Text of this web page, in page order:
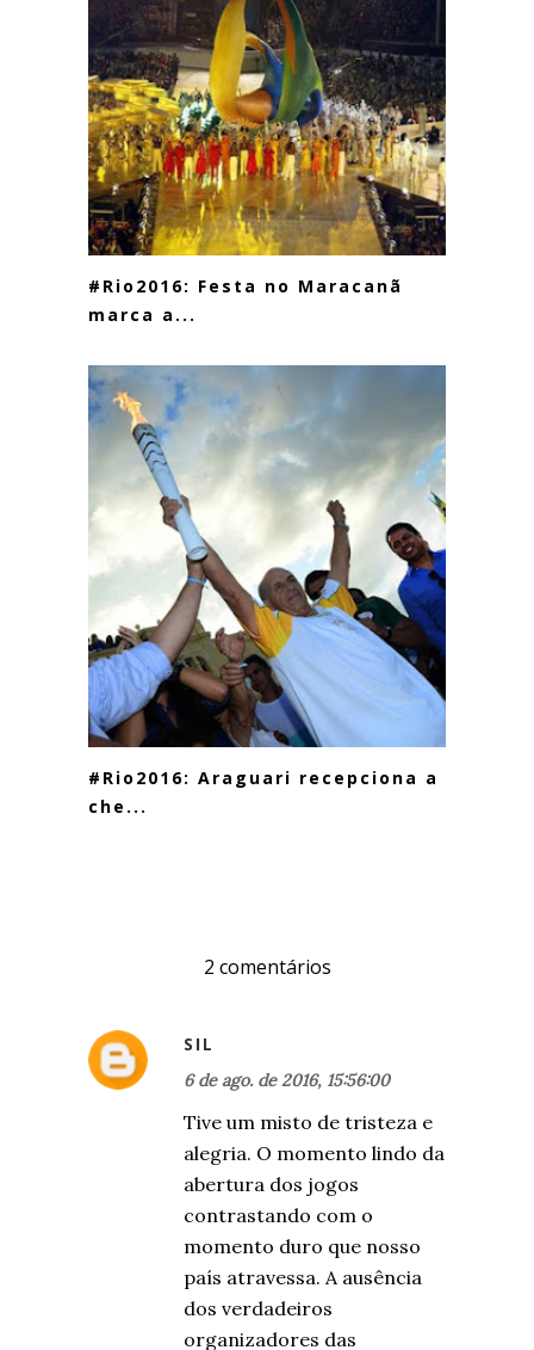
#Rio2016: Festa no Maracanã
marca a...
#Rio2016: Araguari recepciona a
che...
2 comentários
SIL
6 de ago. de 2016, 15:56:00
Tive um misto de tristeza e
alegria. O momento lindo da
abertura dos jogos
contrastando com o
momento duro que nosso
país atravessa. A ausência
dos verdadeiros
organizadores das